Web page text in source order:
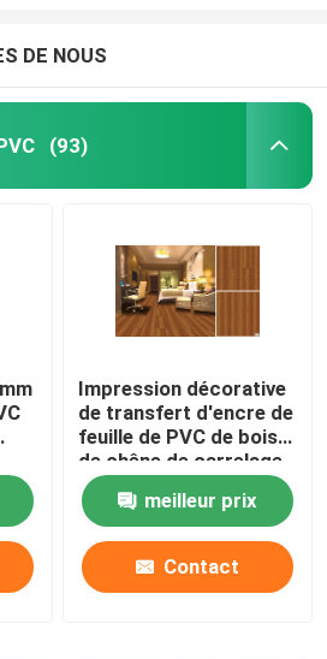
DE NOUS
(93)
Impression décorative
de transfert d'encre de
feuille de PVC de bois
de chêne de carrelage
de vinyle
meilleur prix
Contact